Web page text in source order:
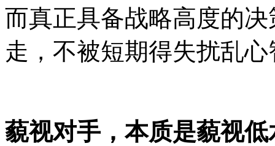
而真正具备战略高度的
走，不被短期得失扰乱
藐视对手，本质是藐视